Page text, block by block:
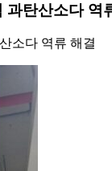
과탄산소다 역
소다 역류 해결